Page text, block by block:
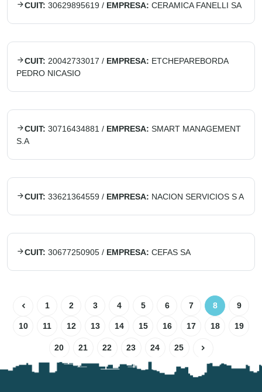
CUIT: 30629895619 / EMPRESA: CERAMICA FANELLI SA
CUIT: 20042733017 / EMPRESA: ETCHEPAREBORDA
PEDRO NICASIO
CUIT: 30716434881 / EMPRESA: SMART MANAGEMENT
S.A
CUIT: 33621364559 / EMPRESA: NACION SERVICIOS S A
CUIT: 30677250905 / EMPRESA: CEFAS SA
1 2 3 4 5 6 7 8 9
10 11 12 13 14 15 16 17 18 19
20 21 22 23 24 25